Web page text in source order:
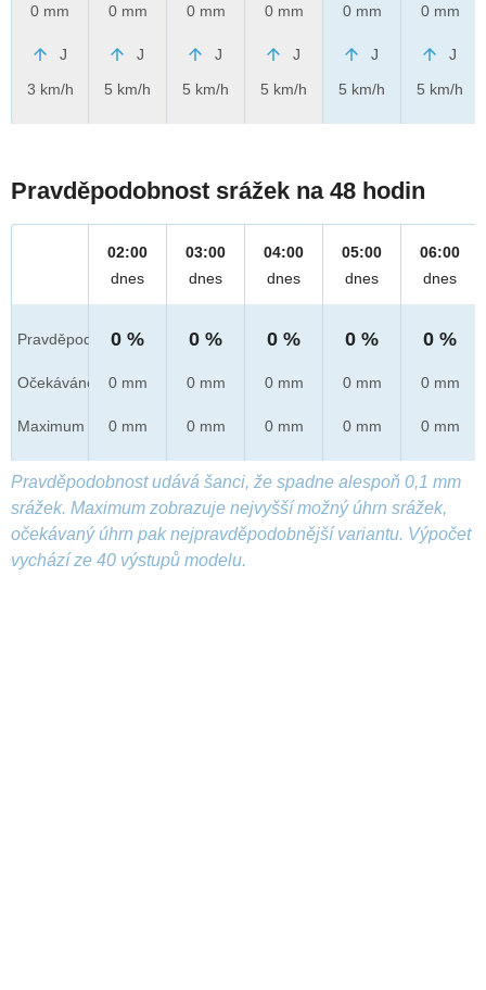
0 mm
J
3 km/h
0 mm
J
5 km/h
0 mm
J
5 km/h
0 mm
J
5 km/h
0 mm
J
5 km/h
0 mm
J
5 km/h
Pravděpodobnost srážek na 48 hodin
Pravděpod.
Očekáváno
Maximum
02:00
dnes
0 %
0 mm
0 mm
03:00
dnes
0 %
0 mm
0 mm
04:00
dnes
0 %
0 mm
0 mm
05:00
dnes
0 %
0 mm
0 mm
06:00
dnes
0 %
0 mm
0 mm
Pravděpodobnost udává šanci, že spadne alespoň 0,1 mm
srážek. Maximum zobrazuje nejvyšší možný úhrn srážek,
očekávaný úhrn pak nejpravděpodobnější variantu. Výpočet
vychází ze 40 výstupů modelu.